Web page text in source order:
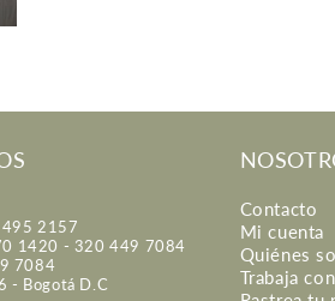
495 2157
1420 - 320 449 7084
7084
- Bogotá D.C
Contacto
Mi cuenta
Quiénes
Trabaja